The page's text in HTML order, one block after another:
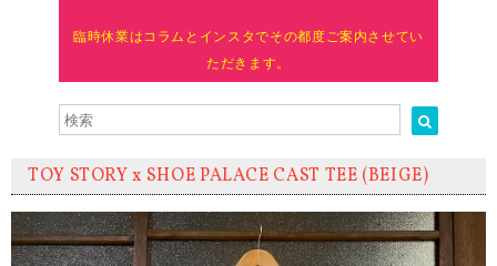
臨時休業はコラムとインスタでその都度ご案内させてい
ただきます。
TOY STORY x SHOE PALACE CAST TEE (BEIGE)